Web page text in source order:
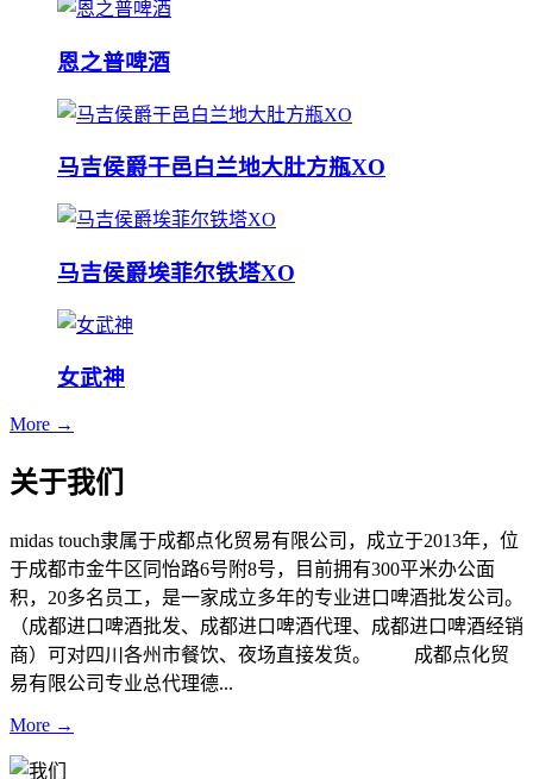
恩之普啤酒
马吉侯爵干邑白兰地大肚方瓶XO
马吉侯爵埃菲尔铁塔XO
女武神
More →
关于我们
midas touch隶属于成都点化贸易有限公司，成立于2013年，位
于成都市金牛区同怡路6号附8号，目前拥有300平米办公面
积，20多名员工，是一家成立多年的专业进口啤酒批发公司。
（成都进口啤酒批发、成都进口啤酒代理、成都进口啤酒经销
商）可对四川各州市餐饮、夜场直接发货。 成都点化贸
易有限公司专业总代理德...
More →